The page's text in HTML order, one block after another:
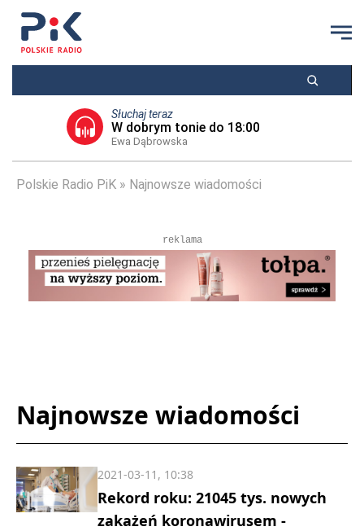
Słuchaj teraz
W dobrym tonie do 18:00
Ewa Dąbrowska
Polskie Radio PiK Najnowsze wiadomości
reklama
Najnowsze wiadomości
Rekord roku: 21045 tys. nowych
zakażeń koronawirusem -
2021-03-11, 10:38